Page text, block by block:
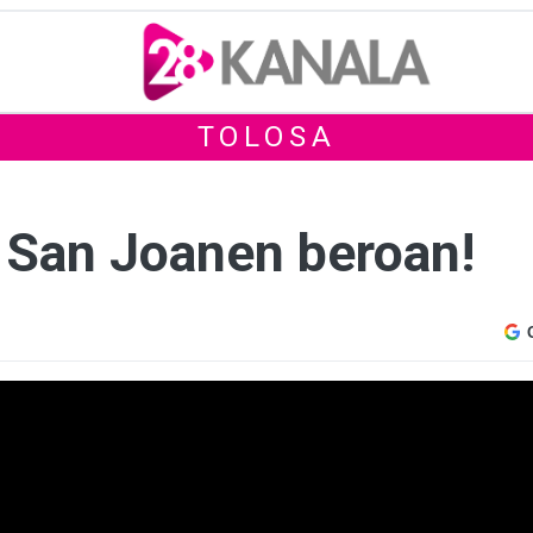
TOLOSA
Joanen beroan!